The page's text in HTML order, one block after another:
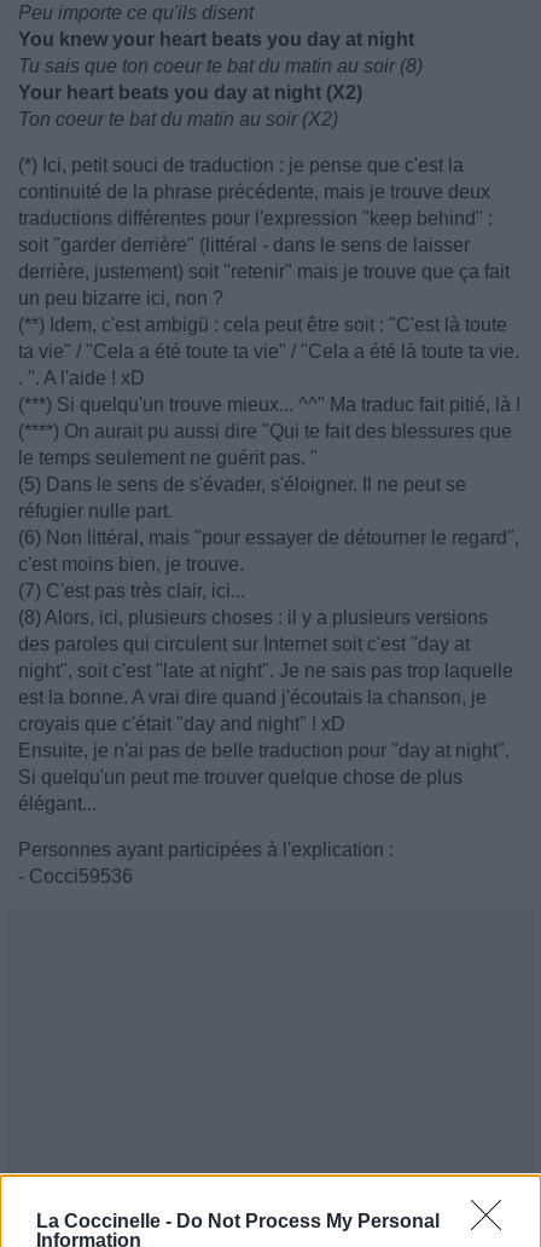
La Coccinelle - Do Not Process My Personal
Information
Peu importe ce qu'ils disent
You knew your heart beats you day at night
Tu sais que ton coeur te bat du matin au soir (8)
Your heart beats you day at night (X2)
Ton coeur te bat du matin au soir (X2)
(*) Ici, petit souci de traduction : je pense que c'est la
continuité de la phrase précédente, mais je trouve deux
traductions différentes pour l'expression "keep behind" :
soit "garder derrière" (littéral - dans le sens de laisser
derrière, justement) soit "retenir" mais je trouve que ça fait
un peu bizarre ici, non ?
(**) Idem, c'est ambigü : cela peut être soit : "C'est là toute
ta vie" / "Cela a été toute ta vie" / "Cela a été là toute ta vie.
. ". A l'aide ! xD
(***) Si quelqu'un trouve mieux... ^^" Ma traduc fait pitié, là !
(****) On aurait pu aussi dire "Qui te fait des blessures que
le temps seulement ne guérit pas. "
(5) Dans le sens de s'évader, s'éloigner. Il ne peut se
réfugier nulle part.
(6) Non littéral, mais "pour essayer de détourner le regard",
c'est moins bien, je trouve.
(7) C'est pas très clair, ici...
(8) Alors, ici, plusieurs choses : il y a plusieurs versions
des paroles qui circulent sur Internet soit c'est "day at
night", soit c'est "late at night". Je ne sais pas trop laquelle
est la bonne. A vrai dire quand j'écoutais la chanson, je
croyais que c'était "day and night" ! xD
Ensuite, je n'ai pas de belle traduction pour "day at night".
Si quelqu'un peut me trouver quelque chose de plus
élégant...
Personnes ayant participées à l'explication :
- Cocci59536